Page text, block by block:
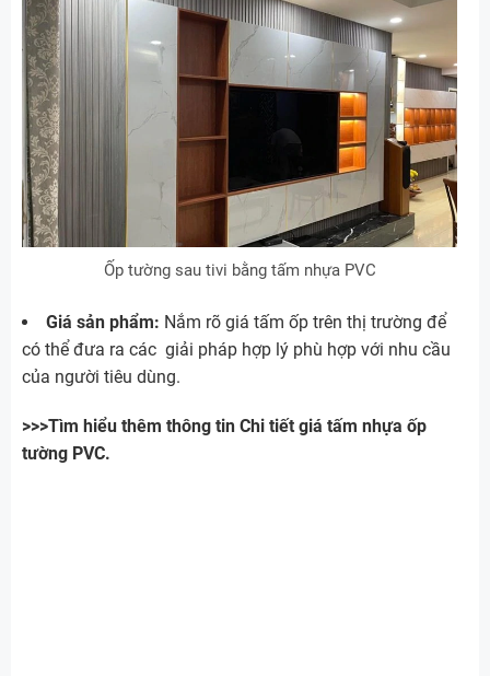
Ốp tường sau tivi bằng tấm nhựa PVC
Giá sản phẩm: Nắm rõ giá tấm ốp trên thị trường để
có thể đưa ra các giải pháp hợp lý phù hợp với nhu cầu
của người tiêu dùng.
>>>Tìm hiểu thêm thông tin Chi tiết giá tấm nhựa ốp
tường PVC.